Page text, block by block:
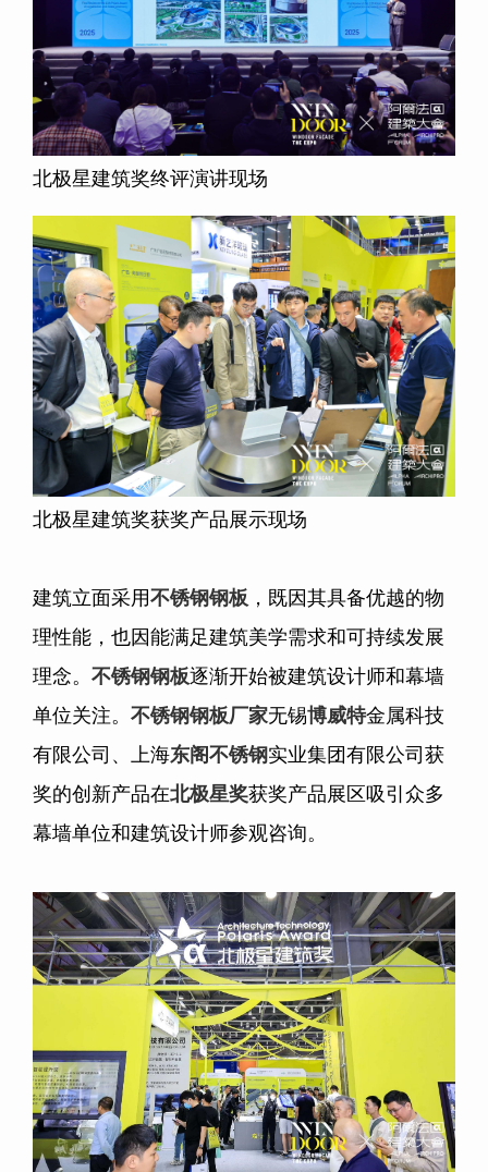
北极星建筑奖终评演讲现场
北极星建筑奖获奖产品展示现场
建筑立面采用不锈钢钢板 ，既因其具备优越的物
理性能，也因能满足建筑美学需求和可持续发展
理念。 不锈钢钢板逐渐开始被建筑设计师和幕墙
单位关注。 不锈钢钢板厂家无锡博威特金属科技
有限公司、上海东阁不锈钢实业集团有限公司获
奖的创新产品在北极星奖获奖产品展区吸引众多
幕墙单位和建筑设计师参观咨询。